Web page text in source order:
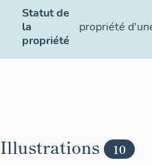
Statut de
la
propriété
propriété
Illustrations 10